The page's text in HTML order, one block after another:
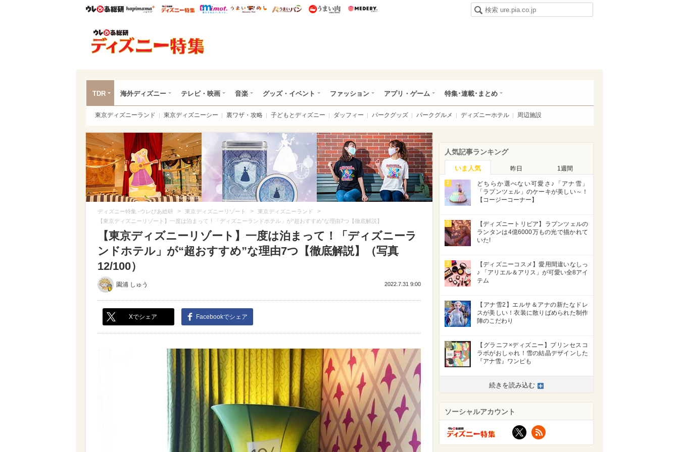
ウレぴあ総研ハピママ* ウレぴあ総研 ディズニー特集
mimot. うまいめし うまいパン うまい肉
TDR 海外ディズニー テレビ・映画 音楽 グッズ・イベント ファッション アプリ・ゲーム 特集･連載･まとめ
東京ディズニーランド 東京ディズニーシー 裏ワザ・攻略 子どもとディズニー ダッフィー パークグッズ パークグルメ ディズニーホテル 周辺施設
ディズニー特集 -ウレぴあ総研 > 東京ディズニーリゾート > 東京ディズニーランド >
【東京ディズニーリゾート】一度は泊まって！「ディズニーランドホテル」が“超おすすめ”な理由7つ【徹底解説】
【東京ディズニーリゾート】一度は泊まって！「ディズニーラ
ンドホテル」が“超おすすめ”な理由7つ【徹底解説】（写真
12/100）
園浦 しゅう 2022.7.31 9:00
Xでシェア Facebookでシェア
人気記事ランキング
いま人気 昨日 1週間
1
どちらか選べない可愛さ♪「アナ雪」
「ラプンツェル」のケーキが美しい～！
【コージーコーナー】
2
【ディズニートリビア】ラプンツェルの
ランタンは4億6000万もの光で描かれて
いた!
3
【ディズニーコスメ】愛用間違いなしっ
♪ 「アリエル＆アリス」が可愛い全8アイ
テム
4
【アナ雪2】エルサ＆アナの新たなドレ
スが美しい！衣装に散りばめられた制作
陣のこだわり
5
【グラニフ×ディズニー】プリンセスコ
ラボがおしゃれ！雪の結晶デザインした
『アナ雪』ワンピも
続きを読み込む
ソーシャルアカウント
X